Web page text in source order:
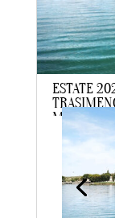
ESTATE
MAGGIORE
dalaraadmin